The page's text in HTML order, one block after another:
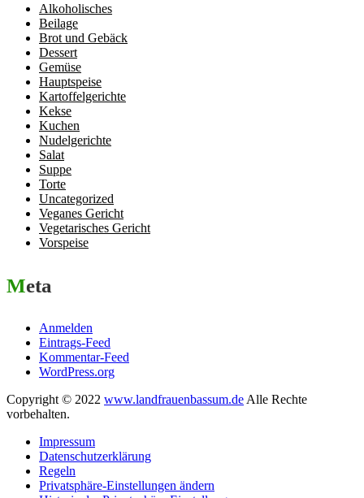
Alkoholisches
Beilage
Brot und Gebäck
Dessert
Gemüse
Hauptspeise
Kartoffelgerichte
Kekse
Kuchen
Nudelgerichte
Salat
Suppe
Torte
Uncategorized
Veganes Gericht
Vegetarisches Gericht
Vorspeise
Meta
Anmelden
Eintrags-Feed
Kommentar-Feed
WordPress.org
Copyright © 2022 www.landfrauenbassum.de Alle Rechte
vorbehalten.
Impressum
Datenschutzerklärung
Regeln
Privatsphäre-Einstellungen ändern